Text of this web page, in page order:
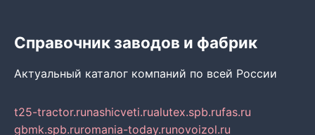
Справочник заводов и фабрик
Актуальный каталог компаний по всей России
t25-tractor.runashicveti.rualutex.spb.rufas.ru
gbmk.spb.ruromania-today.runovoizol.ru